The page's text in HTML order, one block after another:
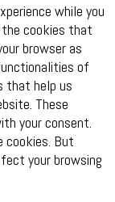
while you
cookies that
browser as
of
that help us
These
your consent.
cookies. But
your browsing